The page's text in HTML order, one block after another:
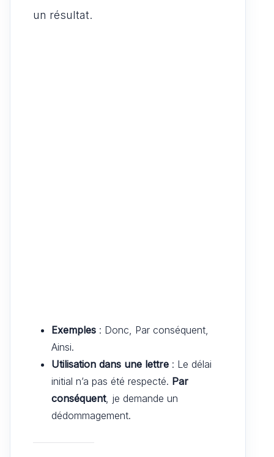
un résultat.
Exemples : Donc, Par conséquent,
Ainsi.
Utilisation dans une lettre : Le délai
initial n’a pas été respecté. Par
conséquent, je demande un
dédommagement.